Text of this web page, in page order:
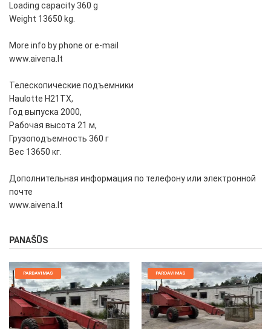
Loading capacity 360 g
Weight 13650 kg.
More info by phone or e-mail
www.aivena.lt
Телескопические подъемники
Haulotte H21TX,
Год выпуска 2000,
Рабочая высота 21 м,
Грузоподъемность 360 г
Вес 13650 кг.
Дополнительная информация по телефону или электронной
почте
www.aivena.lt
PANAŠŪS
PARDAVIMAS PARDAVIMAS